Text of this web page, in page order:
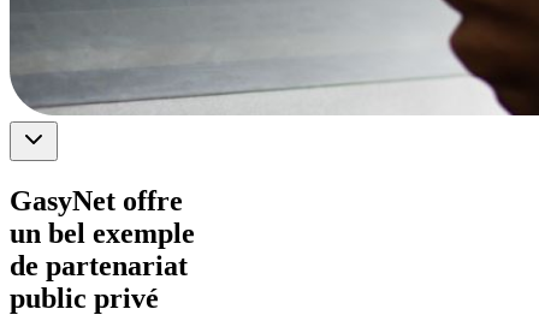
GasyNet offre
un bel exemple
de partenariat
public privé